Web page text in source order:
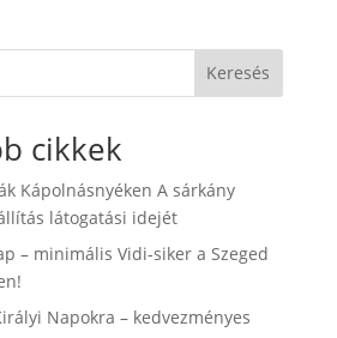
Keresés
cikkek
Kápolnásnyéken A sárkány
látogatási idejét
– minimális Vidi-siker a Szeged
Napokra – kedvezményes